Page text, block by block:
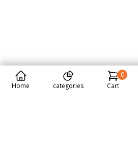
Home categories
0
Cart